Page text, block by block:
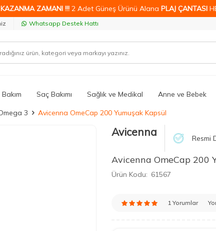
ZAMANI !!! 2 Adet Güneş Ürünü Alana PLAJ ÇANTASI
Whatsapp Destek Hattı
Saç Bakımı Sağlık ve Medikal Anne ve Bebek
3 Avicenna OmeCap 200 Yumuşak Kapsül
Avicenna Resmi
Avicenna OmeCap 200
Ürün Kodu: 61567
1 Yorumlar